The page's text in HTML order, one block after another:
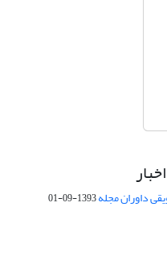
داوران مجله1393-09-01